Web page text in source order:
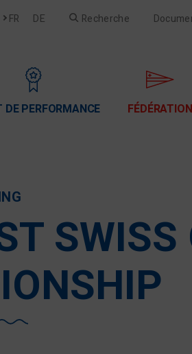
Français
FR Deutsch
DE Recherche
DE PERFORMANCE FÉDÉRATION
SWISS